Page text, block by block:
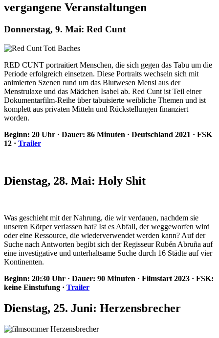
vergangene Veranstaltungen
Donnerstag, 9. Mai: Red Cunt
RED CUNT portraitiert Menschen, die sich gegen das Tabu um die
Periode erfolgreich einsetzen. Diese Portraits wechseln sich mit
animierten Szenen rund um das Blutwesen Mensi aus der
Menstrulaxe und das Mädchen Isabel ab. Red Cunt ist Teil einer
Dokumentarfilm-Reihe über tabuisierte weibliche Themen und ist
komplett aus privaten Mitteln und Rückstellungen finanziert
worden.
Beginn: 20 Uhr · Dauer: 86 Minuten · Deutschland 2021 · FSK
12 · Trailer
Dienstag, 28. Mai: Holy Shit
Was geschieht mit der Nahrung, die wir verdauen, nachdem sie
unseren Körper verlassen hat? Ist es Abfall, der weggeworfen wird
oder eine Ressource, die wiederverwendet werden kann? Auf der
Suche nach Antworten begibt sich der Regisseur Rubén Abruña auf
eine investigative und unterhaltsame Suche durch 16 Städte auf vier
Kontinenten.
Beginn: 20:30 Uhr · Dauer: 90 Minuten · Filmstart 2023 · FSK:
keine Einstufung · Trailer
Dienstag, 25. Juni: Herzensbrecher